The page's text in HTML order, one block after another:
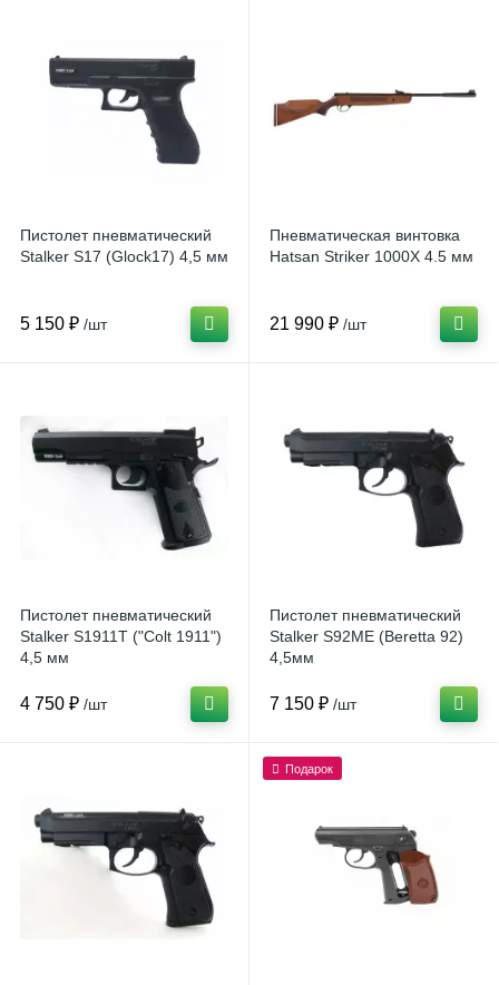
Пистолет пневматический
Stalker S17 (Glock17) 4,5 мм
5 150 ₽ /шт
Пневматическая винтовка
Hatsan Striker 1000X 4.5 мм
21 990 ₽ /шт
Пистолет пневматический
Stalker S1911T ("Colt 1911")
4,5 мм
4 750 ₽ /шт
Пистолет пневматический
Stalker S92ME (Beretta 92)
4,5мм
7 150 ₽ /шт
Подарок